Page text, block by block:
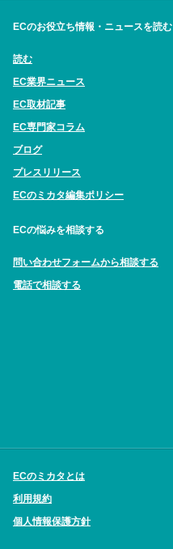
ECのお役立ち情報・ニュースを読む
読む
EC業界ニュース
EC取材記事
EC専門家コラム
ブログ
プレスリリース
ECのミカタ編集ポリシー
ECの悩みを相談する
問い合わせフォームから相談する
電話で相談する
ECのミカタとは
利用規約
個人情報保護方針